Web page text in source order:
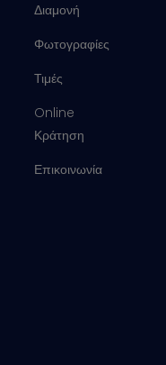
Διαμονή
Φωτογραφίες
Τιμές
Online
Κράτηση
Επικοινωνία